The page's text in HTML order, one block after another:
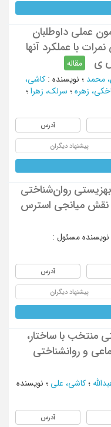
عملی داوطلبان
با عملکرد آنها
ی
مقاله
محمد ؛ نویسنده : کاشی،
زهره ؛ سرلک، زهرا ؛
آدرس
پیشنهاد دیگران
روان‌شناختی
نقش میانجی استرس
نویسنده مسئول :
آدرس
پیشنهاد دیگران
منتخب با ساختار،
و روانشناختی
؛ کاشی، علی ؛ نویسنده
آدرس